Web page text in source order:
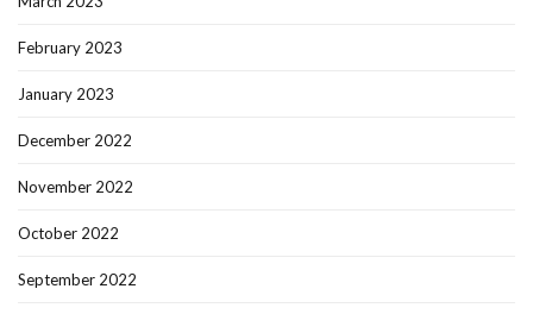
February 2023
January 2023
December 2022
November 2022
October 2022
September 2022